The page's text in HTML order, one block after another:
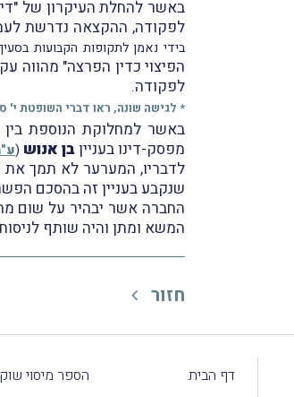
לפקודה, ההקצאה נדרשת
בידי נאמן לתקופות הקבועות בסעיף 102 בהתאם למסלולים
הפיצוי כדין הפרצה" מהווה
לפקודה.
* לגישה שונה, ראו דברי השופטת י'
באשר למחלוקת הנוספת
מפסק-דינו בענייןבן אנוש (ע"מ
לדבריו, המערער לא תמך את
שנקבע בעניין זה בהסכם
החברה אשר יבהיר על שום
המשא ומתן והיה שותף
חזור
דף הבית הספר מיסוי